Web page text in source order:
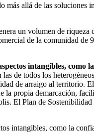
allá de las soluciones
un volumen de
de la comunidad
intangibles, como
de todos los
de arraigo al territorio.
la propia demarcación,
El Plan de
intangibles, como la